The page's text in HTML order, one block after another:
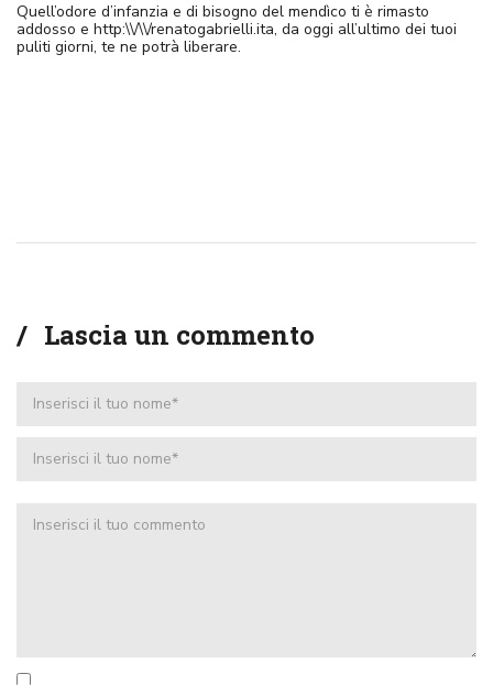
Quell’odore d’infanzia e di bisogno del mendìco ti è rimasto
addosso e http:\\/\\/renatogabrielli.ita, da oggi all’ultimo dei tuoi
puliti giorni, te ne potrà liberare.
Lascia un commento